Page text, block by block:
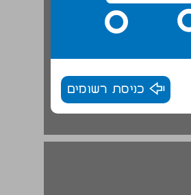
כניסת רשומים